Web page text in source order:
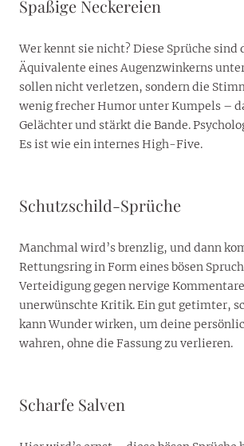
Spaßige Neckereien
Wer kennt sie nicht? Diese Sprüche sind
Äquivalente eines Augenzwinkerns
sollen nicht verletzen, sondern die
wenig frecher Humor unter Kumpels –
Gelächter und stärkt die Bande.
Es ist wie ein internes High-Five.
Schutzschild-Sprüche
Manchmal wird’s brenzlig, und dann
Rettungsring in Form eines bösen
Verteidigung gegen nervige
unerwünschte Kritik. Ein gut getimter,
kann Wunder wirken, um deine
wahren, ohne die Fassung zu verlieren.
Scharfe Salven